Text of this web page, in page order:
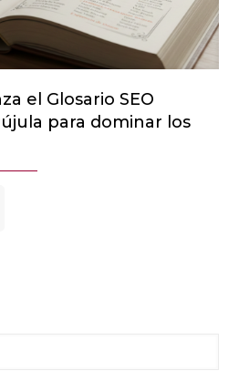
el Glosario SEO
para dominar los